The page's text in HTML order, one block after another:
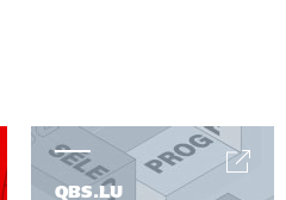
QBS.LU